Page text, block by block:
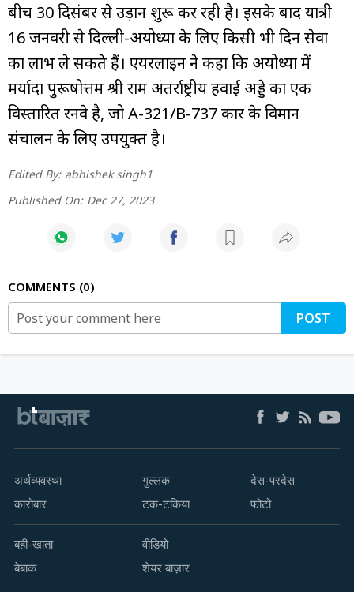
बीच 30 दिसंबर से उड़ान शुरू कर रही है। इसके बाद यात्री
16 जनवरी से दिल्ली-अयोध्या के लिए किसी भी दिन सेवा
का लाभ ले सकते हैं। एयरलाइन ने कहा कि अयोध्या में
मर्यादा पुरूषोत्तम श्री राम अंतर्राष्ट्रीय हवाई अड्डे का एक
विस्तारित रनवे है, जो A-321/B-737 प्रकार के विमान
संचालन के लिए उपयुक्त है।
Edited By: abhishek singh1
Published On: Dec 27, 2023
COMMENTS 0
POST
अर्थव्यवस्था
कारोबार
गुल्लक
टक-टकिया
देस-परदेस
फोटो
बही-खाता
बेबाक
वीडियो
शेयर बाज़ार